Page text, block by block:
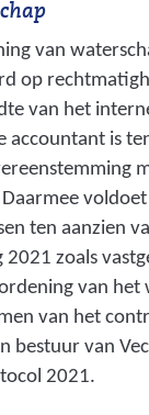
van
op
van het
accountant is
ten aanzien
2021 zoals
van het
van het
bestuur van
2021.